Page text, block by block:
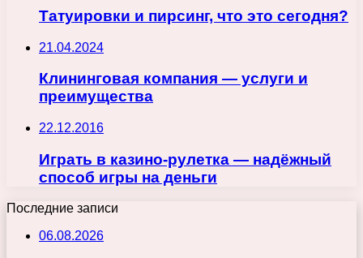
Татуировки и пирсинг, что это сегодня?
21.04.2024
Клининговая компания — услуги и
преимущества
22.12.2016
Играть в казино-рулетка — надёжный
способ игры на деньги
Последние записи
06.08.2026